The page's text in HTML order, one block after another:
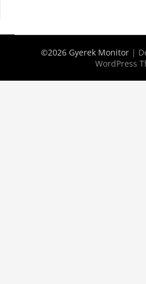
©2026 Gyerek Monitor |
WordPress